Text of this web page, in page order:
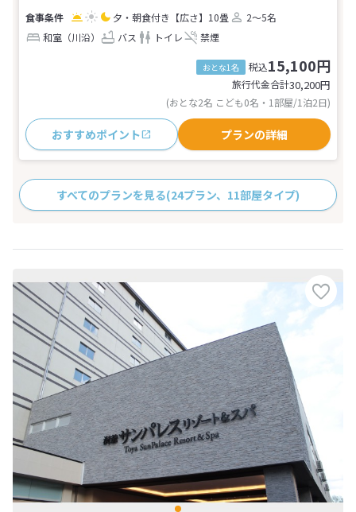
夕・朝食付き 【広さ】10畳
2～5名
和室（川沿）
バス トイレ 禁煙
おとな1名 税込15,100円
旅行代金合計30,200円
(おとな2名 こども0名・1部屋/1泊2日)
おすすめポイント プランの詳細
すべてのプランを見る(24プラン、11部屋タイプ)